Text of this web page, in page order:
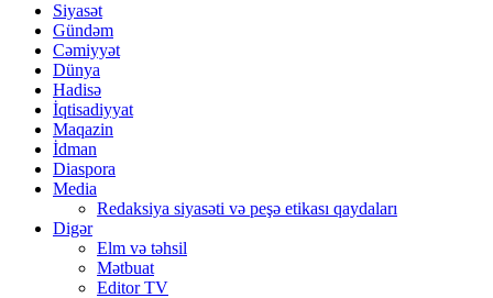
Siyasət
Gündəm
Cəmiyyət
Dünya
Hadisə
İqtisadiyyat
Maqazin
İdman
Diaspora
Media
Redaksiya siyasəti və peşə etikası qaydaları
Digər
Elm və təhsil
Mətbuat
Editor TV